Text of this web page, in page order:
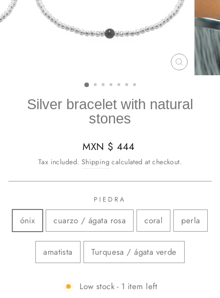
CLOSE
(ESC)
Silver bracelet with natural
stones
Regular
price
MXN $ 444
Tax included. Shipping calculated at checkout.
PIEDRA
ónix cuarzo / ágata rosa coral perla
amatista Turquesa / ágata verde
Low stock - 1 item left